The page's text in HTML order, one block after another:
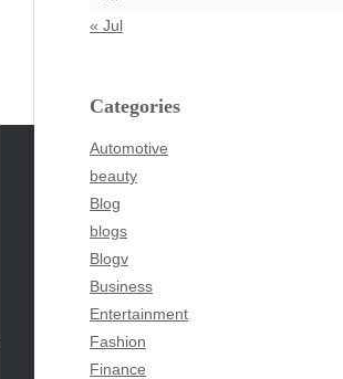
« Jul
Categories
Automotive
beauty
Blog
blogs
Blogv
Business
Entertainment
Fashion
Finance